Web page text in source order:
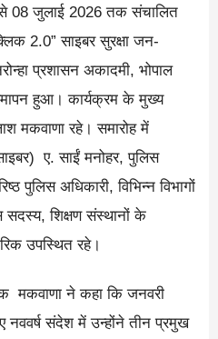
से 08 जुलाई 2026 तक संचालित
2.0” साइबर सुरक्षा जन-
प्रशासन अकादमी, भोपाल
हुआ। कार्यक्रम के मुख्य
मकवाणा रहे। समारोह में
ए. साईं मनोहर, पुलिस
पुलिस अधिकारी, विभिन्न विभागों
सदस्य, शिक्षण संस्थानों के
उपस्थित रहे।
मकवाणा ने कहा कि जनवरी
नववर्ष संदेश में उन्होंने तीन प्रमुख